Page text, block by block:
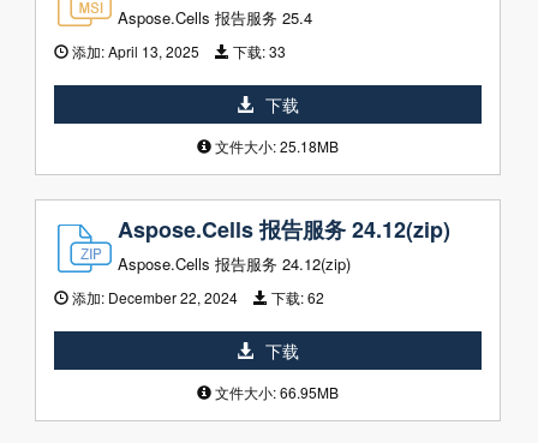
Aspose.Cells 报告服务 25.4
添加:April 13, 2025 下载:33
下载
文件大小: 25.18MB
Aspose.Cells 报告服务 24.12(zip)
Aspose.Cells 报告服务 24.12(zip)
添加: December 22, 2024 下载:62
下载
文件大小: 66.95MB